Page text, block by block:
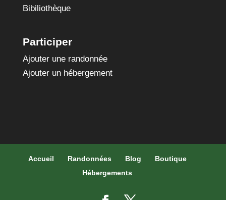
Bibiliothèque
Participer
Ajouter une randonnée
Ajouter un hébergement
Accueil Randonnées Blog
Boutique
Hébergements